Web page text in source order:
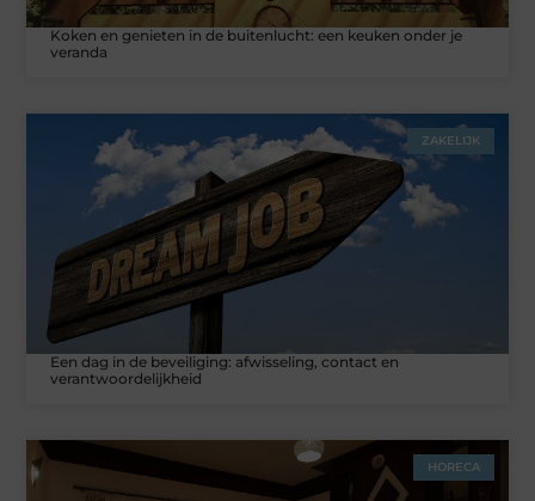
Koken en genieten in de buitenlucht: een keuken onder je
veranda
ZAKELIJK
Een dag in de beveiliging: afwisseling, contact en
verantwoordelijkheid
HORECA